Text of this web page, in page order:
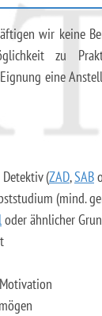
wir keine
zu
eine
Detektiv (ZAD,SAB
(mind.
oder ähnlicher